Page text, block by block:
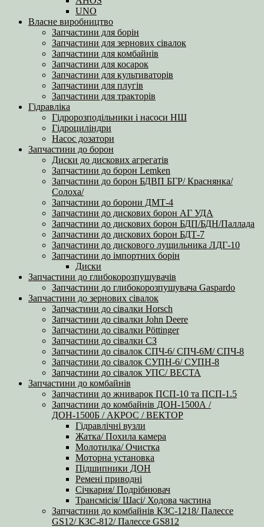
UNO
Власне виробництво
Запчастини для борін
Запчастини для зернових сівалок
Запчастини для комбайнів
Запчастини для косарок
Запчастини для культиваторів
Запчастини для плугів
Запчастини для тракторів
Гідравліка
Гідророзподільники і насоси НШ
Гідроциліндри
Насос дозатори
Запчастини до борон
Диски до дискових агрегатів
Запчастини до борон Lemken
Запчастини до борон БДВП БГР/ Краснянка/
Солоха/
Запчастини до борони ДМТ-4
Запчастини до дискових борон АГ УДА
Запчастини до дискових борон БДП/БДН/Паллада
Запчастини до дискових борон БДТ-7
Запчастини до дискового лущильника ЛДГ-10
Запчастини до імпортних борін
Диски
Запчастини до глибокорозпушувачів
Запчастини до глибокорозпушувача Gaspardo
Запчастини до зернових сівалок
Запчастини до сівалки Horsch
Запчастини до сівалки John Deere
Запчастини до сівалки Pöttinger
Запчастини до сівалки СЗ
Запчастини до сівалок СПЧ-6/ СПЧ-6М/ СПЧ-8
Запчастини до сівалок СУПН-6/ СУПН-8
Запчастини до сівалок УПС/ ВЕСТА
Запчастини до комбайнів
Запчастини до жниварок ПСП-10 та ПСП-1.5
Запчастини до комбайнів ДОН-1500А /
ДОН-1500Б / АКРОС / ВЕКТОР
Гідравлічні вузли
Жатка/ Похила камера
Молотилка/ Очистка
Моторна установка
Підшипники ДОН
Ремені приводні
Січкарня/ Подрібнювач
Трансмісія/ Шасі/ Ходова частина
Запчастини до комбайнів КЗС-1218/ Палессе
GS12/ КЗС-812/ Палессе GS812